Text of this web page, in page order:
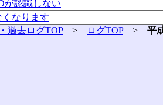
が認識しない
なります
過去ログTOP> ログTOP> 平